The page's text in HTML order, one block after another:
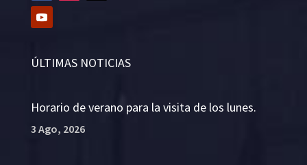
ÚLTIMAS NOTICIAS
Horario de verano para la visita de los lunes.
3 Ago, 2026